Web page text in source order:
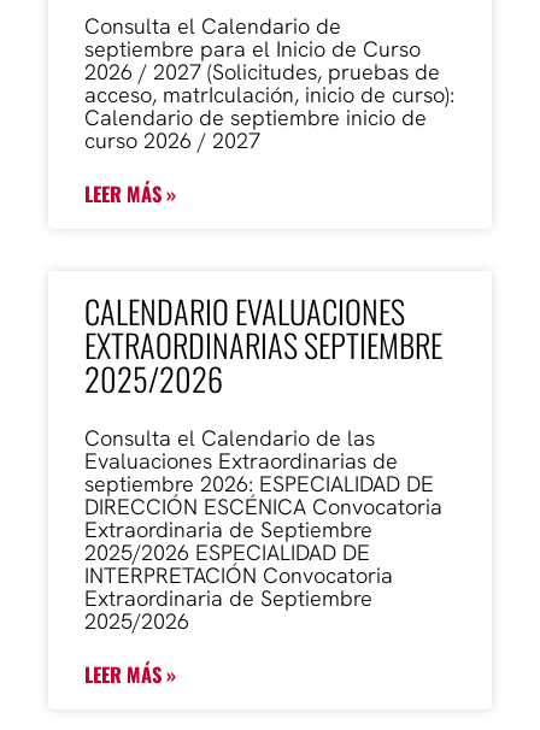
Consulta el Calendario de
septiembre para el Inicio de Curso
2026 / 2027 (Solicitudes, pruebas de
acceso, matrIculación, inicio de curso):
Calendario de septiembre inicio de
curso 2026 / 2027
LEER MÁS »
CALENDARIO EVALUACIONES
EXTRAORDINARIAS SEPTIEMBRE
2025/2026
Consulta el Calendario de las
Evaluaciones Extraordinarias de
septiembre 2026: ESPECIALIDAD DE
DIRECCIÓN ESCÉNICA Convocatoria
Extraordinaria de Septiembre
2025/2026 ESPECIALIDAD DE
INTERPRETACIÓN Convocatoria
Extraordinaria de Septiembre
2025/2026
LEER MÁS »